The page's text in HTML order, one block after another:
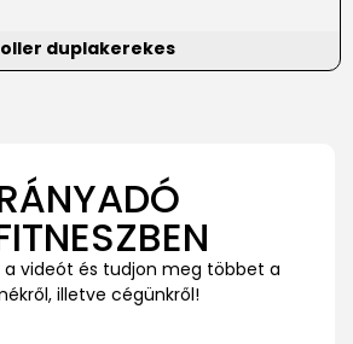
duplakerekes
a videót és tudjon meg többet a
illetve cégünkről!